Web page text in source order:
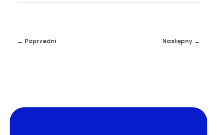
Poprzedni Następny